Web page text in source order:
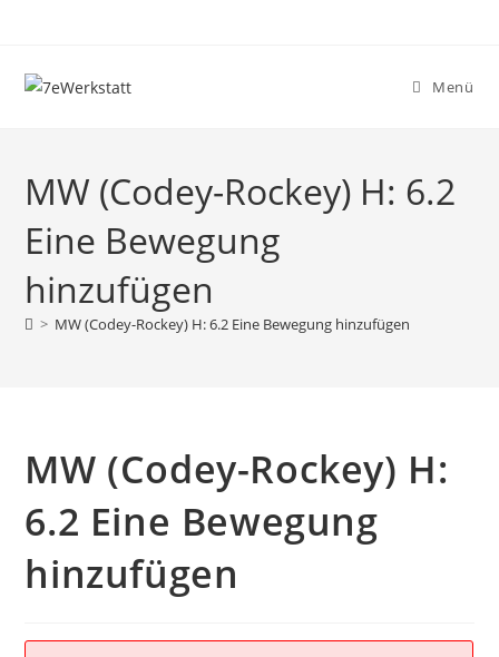
springen
Menü
MW (Codey-Rockey) H: 6.2
Eine Bewegung
hinzufügen
> MW (Codey-Rockey) H: 6.2 Eine Bewegung hinzufügen
MW (Codey-Rockey) H:
6.2 Eine Bewegung
hinzufügen